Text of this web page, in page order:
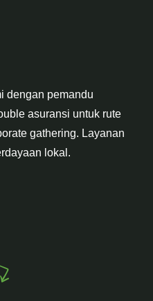
dengan pemandu
asuransi untuk rute
gathering. Layanan
lokal.